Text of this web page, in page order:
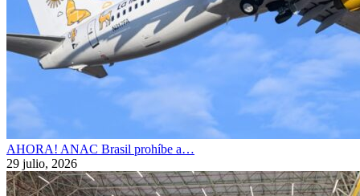
AHORA! ANAC Brasil prohíbe a…
29 julio, 2026